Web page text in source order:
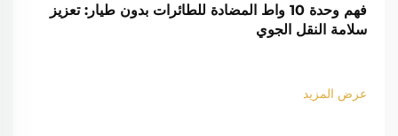
فهم وحدة 10 واط المضادة للطائرات بدون طيار: تعزيز
سلامة النقل الجوي
عرض المزيد